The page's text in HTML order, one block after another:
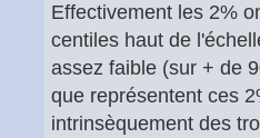
Effectivement les 2%
centiles haut de
assez faible (sur + de
que représentent ces
intrinsèquement des